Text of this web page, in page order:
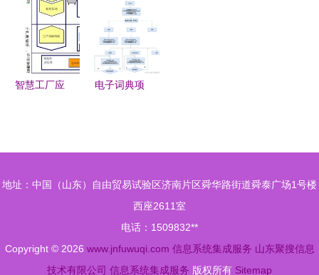
务
证，强化网
络技术服务
核心能力
智慧工厂应
服务体系
电子词典项
与实现
地址：中国（山东）自由贸易试验区济南片区舜华路街道舜泰广场1号楼
西座2611室
电话：1509832**
Copyright © 2026 www.jnfuwuqi.com 信息系统集成服务 山东聚搜信息
技术有限公司 信息系统集成服务 版权所有 Sitemap